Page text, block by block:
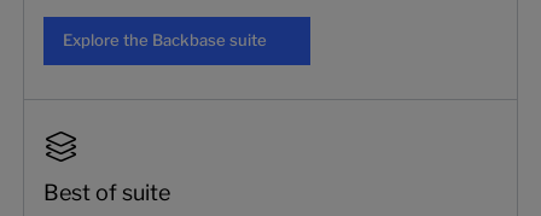
Explore the Backbase suite
Best of suite